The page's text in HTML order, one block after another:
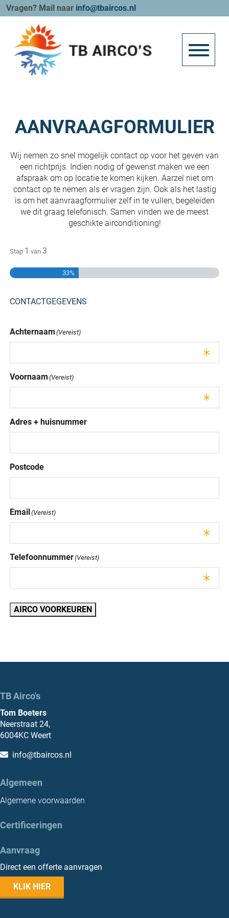
Vragen? Mail naar info@tbaircos.nl
AANVRAAGFORMULIER
Wij nemen zo snel mogelijk contact op voor het geven van
een richtprijs. Indien nodig of gewenst maken we een
afspraak om op locatie te komen kijken. Aarzel niet om
contact op te nemen als er vragen zijn. Ook als het lastig
is om het aanvraagformulier zelf in te vullen, begeleiden
we dit graag telefonisch. Samen vinden we de meest
geschikte airconditioning!
Stap 1 van 3
33%
CONTACTGEGEVENS
Achternaam (Vereist)
Voornaam (Vereist)
Adres + huisnummer
Postcode
Email(Vereist)
Telefoonnummer(Vereist)
AIRCO VOORKEUREN
TB Airco's
Tom Boeters
Neerstraat 24,
6004KC Weert
info@tbaircos.nl
Algemeen
Algemene voorwaarden
Certificeringen
Aanvraag
Direct een offerte aanvragen
KLIK HIER